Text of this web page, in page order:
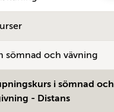
sömnad och vävning
i sömnad och
- Distans